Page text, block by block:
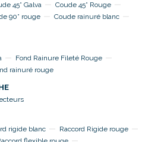
45° Galva
Coude 45° Rouge
90° rouge
Coude rainuré blanc
Fond Rainure Fileté Rouge
rainuré rouge
rigide blanc
Raccord Rigide rouge